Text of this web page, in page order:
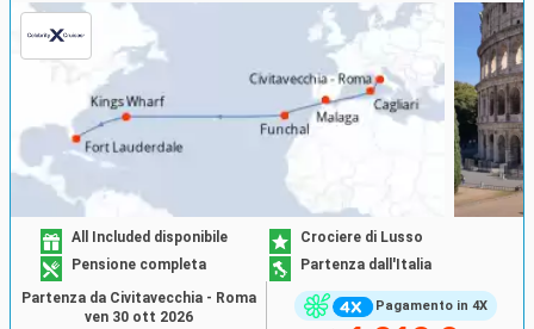
Pagamento in 4X
All Included disponibile
Crociere di Lusso
Pensione completa
Partenza dall'Italia
Partenza da Civitavecchia - Roma
ven 30 ott 2026